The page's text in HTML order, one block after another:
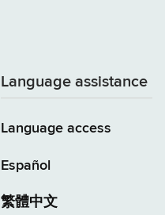
Language assistance
Language access
Español
繁體中文